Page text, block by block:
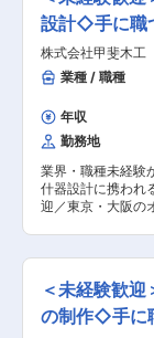
価と育成がされる
が9割と大部分を
張もありますが、
み)、出張日当など
在、20代〜60代ま
がメインの組織となります。
は振替休日の取
が発生した場合に
を取るといった、
す。 ■同社の特徴： 1889年に現在の豊岡市出石
町で創業して以来
地方を中心に近畿
域に根差した、長
す。地域環境づく
古き良きものを次
める業務
ラーウレタン等が
はあるが、家具塗
から養生等、丁寧
的な業務も必要になります。 ■
・OJTでの研修が
れていただき、ゆ
をご担当いただく
躍いただけます！ ■働き方： ・一年に２，３回
ほど、クライアン
日ほどの出張がご
時退社が可能です。 ■やりがい： ・CADソ
を扱った業務経験
連のスキルが身に
いた時の喜びは格別
ついて： ◇主に東
設、オフィス等の
設計◇手に職
み
株式会社甲斐木工
業種 / 職種
年収
勤務地
業界・職種未経験
什器設計に携われ
迎／東京・大阪の
務をご担当いただきます。 ＜具
ライアントからの
れてきたオフィス
見て、必要な家具
成・材料の発注
＜未経験歓
の制作◇手に